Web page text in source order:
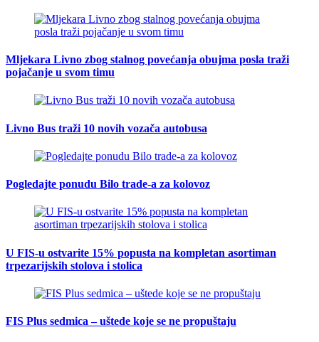
Mljekara Livno zbog stalnog povećanja obujma posla traži
pojačanje u svom timu
Livno Bus traži 10 novih vozača autobusa
Pogledajte ponudu Bilo trade-a za kolovoz
U FIS-u ostvarite 15% popusta na kompletan asortiman
trpezarijskih stolova i stolica
FIS Plus sedmica – uštede koje se ne propuštaju